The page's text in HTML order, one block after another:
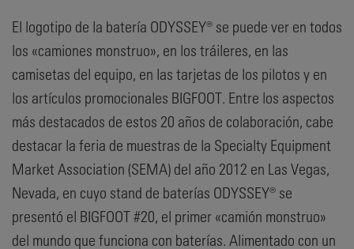
El logotipo de la batería ODYSSEY® se puede ver en todos
los «camiones monstruo», en los tráileres, en las
camisetas del equipo, en las tarjetas de los pilotos y en
los artículos promocionales BIGFOOT. Entre los aspectos
más destacados de estos 20 años de colaboración, cabe
destacar la feria de muestras de la Specialty Equipment
Market Association (SEMA) del año 2012 en Las Vegas,
Nevada, en cuyo stand de baterías ODYSSEY® se
presentó el BIGFOOT #20, el primer «camión monstruo»
del mundo que funciona con baterías. Alimentado con un